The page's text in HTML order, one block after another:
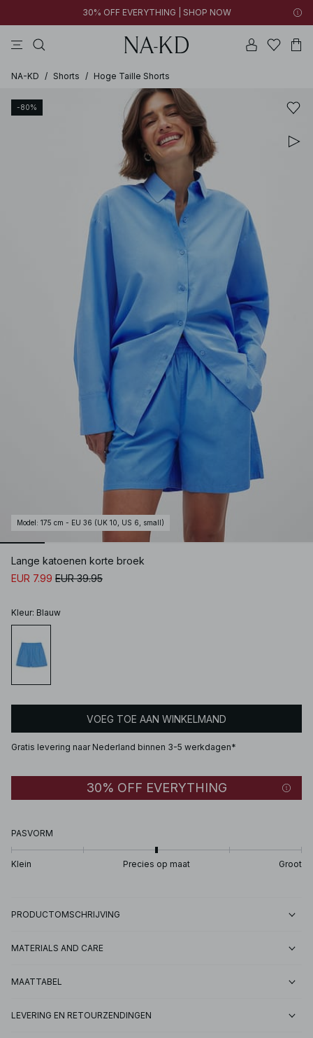
30% OFF EVERYTHING | SHOP NOW
NA-KD / Shorts / Hoge Taille Shorts
-80%
Model : 175 cm - EU 36 (UK 10, US 6, small)
Lange katoenen korte broek
EUR 7.99 EUR 39.95
Kleur: Blauw
VOEG TOE AAN WINKELMAND
Gratis levering naar Nederland binnen 3-5 werkdagen*
30% OFF EVERYTHING
PASVORM
Klein Precies op maat Groot
PRODUCTOMSCHRIJVING
MATERIALS AND CARE
MAATTABEL
LEVERING EN RETOURZENDINGEN